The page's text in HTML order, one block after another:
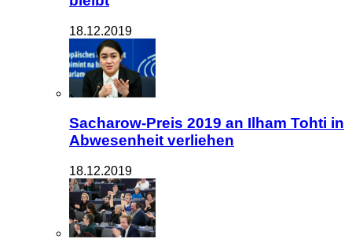
18.12.2019
Sacharow-Preis 2019 an Ilham Tohti in
Abwesenheit verliehen
18.12.2019